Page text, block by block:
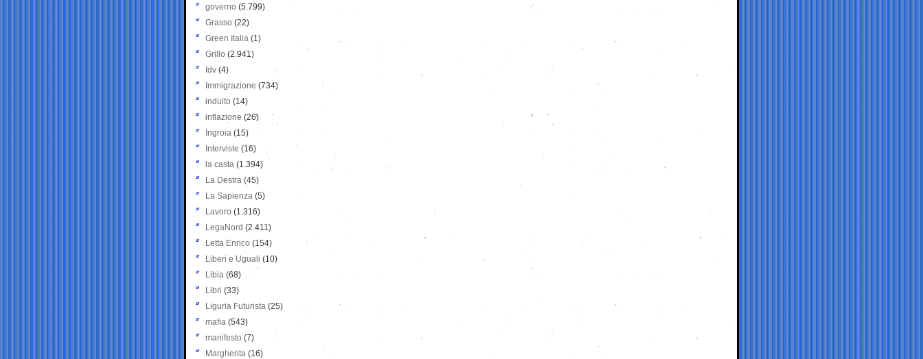
governo (5.799)
Grasso (22)
Green Italia (1)
Grillo (2.941)
Idv (4)
Immigrazione (734)
indulto (14)
inflazione (26)
Ingroia (15)
Interviste (16)
la casta (1.394)
La Destra (45)
La Sapienza (5)
Lavoro (1.316)
LegaNord (2.411)
Letta Enrico (154)
Liberi e Uguali (10)
Libia (68)
Libri (33)
Liguria Futurista (25)
mafia (543)
manifesto (7)
Margherita (16)